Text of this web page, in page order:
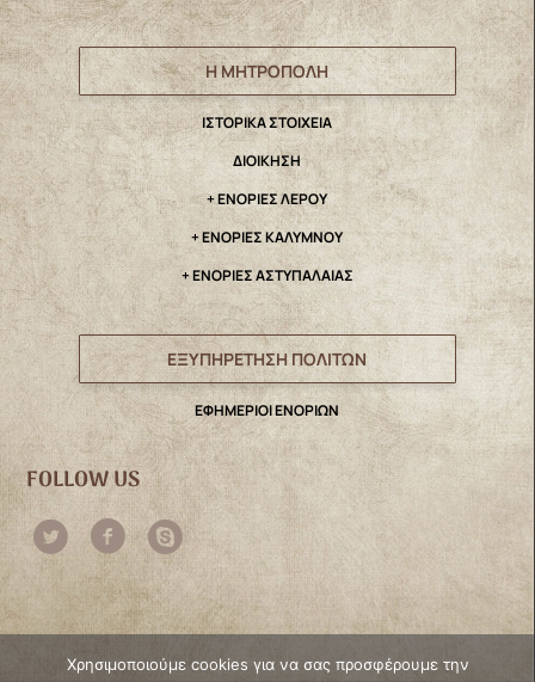
Η ΜΗΤΡΟΠΟΛΗ
IΣΤΟΡΙΚΑ ΣΤΟΙΧΕΙΑ
ΔΙΟΙΚΗΣΗ
+ ΕΝΟΡΙΕΣ ΛΕΡΟΥ
+ ΕΝΟΡΙΕΣ ΚΑΛΥΜΝΟΥ
+ ΕΝΟΡΙΕΣ ΑΣΤΥΠΑΛΑΙΑΣ
ΕΞΥΠΗΡΕΤΗΣΗ ΠΟΛΙΤΩΝ
ΕΦΗΜΕΡΙΟΙ ΕΝΟΡΙΩΝ
FOLLOW US
Χρησιμοποιούμε cookies για να σας προσφέρουμε την